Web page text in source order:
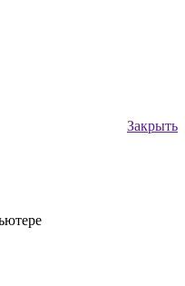
Закрыть